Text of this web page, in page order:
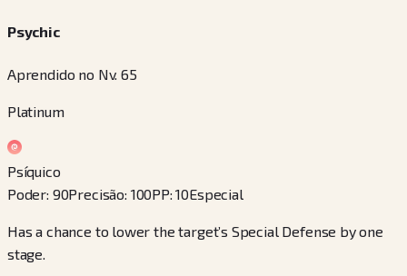
Psychic
Aprendido no Nv. 65
Platinum
Psíquico
Poder: 90Precisão: 100PP:10Especial
Has a chance to lower the target’s Special Defense by one
stage.